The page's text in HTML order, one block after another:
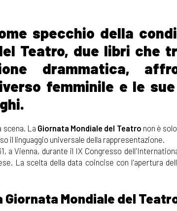
specchio della
Teatro, due libri che
drammatica,
femminile e le
scena. La Giornata Mondiale del Teatro non è
il linguaggio universale della rappresentazione.
a Vienna, durante il IX Congresso
La scelta della data coincise con l'apertura
Mondiale del